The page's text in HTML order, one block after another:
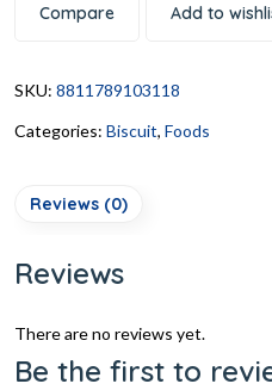
Compare Add to
SKU: 8811789103118
Categories: Biscuit, Foods
Reviews (0)
Reviews
There are no reviews yet.
Be the first to